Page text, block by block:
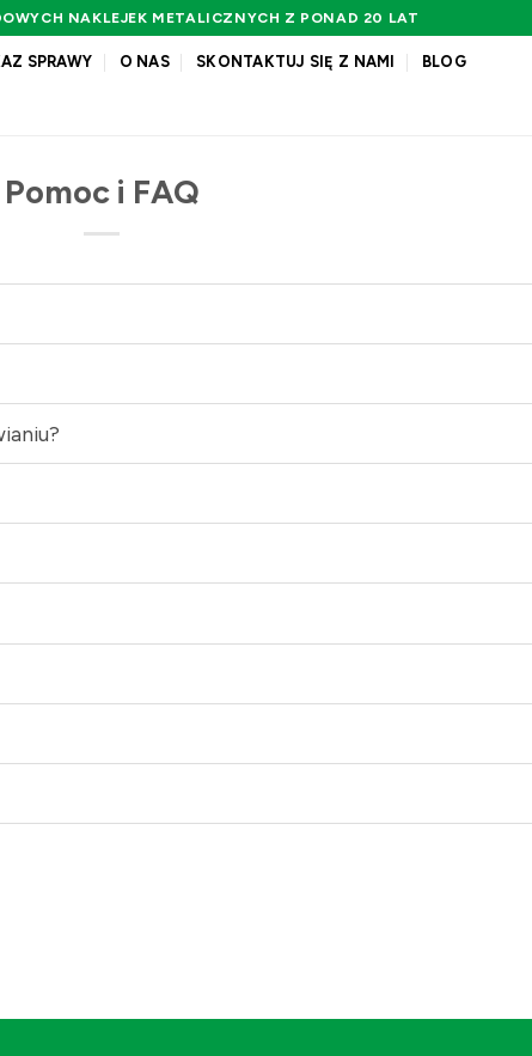
NAKLEJEK METALICZNYCH Z PONAD 20 LAT
SPRAWY O NAS SKONTAKTUJ SIĘ Z NAMI BLOG
Pomoc i FAQ